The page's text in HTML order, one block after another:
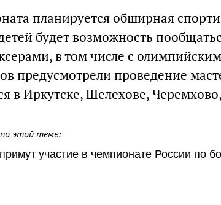
планируется обширная
будет возможность
в том числе с
предусмотрели проведение
в Иркутске, Шелехове,
этой теме:
участие в чемпионате России по